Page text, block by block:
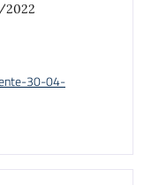
30-04-